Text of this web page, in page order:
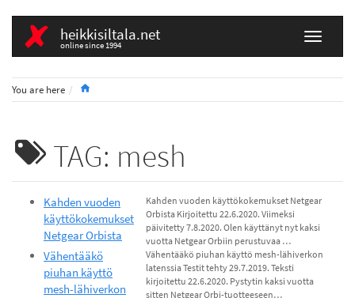
heikkisiltala.net
online since 1994
You are here
TAG: mesh
Kahden vuoden
käyttökokemukset
Netgear Orbista
Kahden vuoden käyttökokemukset Netgear
Orbista Kirjoitettu 22.6.2020. Viimeksi
päivitetty 7.8.2020. Olen käyttänyt nyt kaksi
vuotta Netgear Orbiin perustuvaa …
Vähentääkö
piuhan käyttö
mesh-lähiverkon
Vähentääkö piuhan käyttö mesh-lähiverkon
latenssia Testit tehty 29.7.2019. Teksti
kirjoitettu 22.6.2020. Pystytin kaksi vuotta
sitten Netgear Orbi-tuotteeseen…